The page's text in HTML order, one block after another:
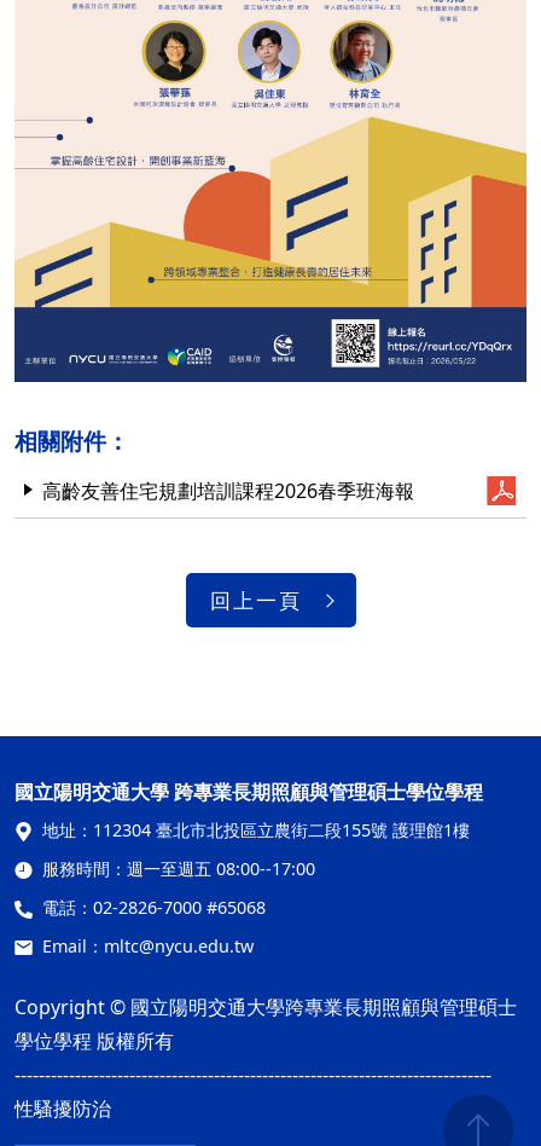
相關附件：
高齡友善住宅規劃培訓課程2026春季班海報
回上一頁
國立陽明交通大學 跨專業長期照顧與管理碩士學位學程
地址： 112304 臺北市北投區立農街二段155號 護理館1樓
服務時間： 週一至週五 08:00--17:00
電話： 02-2826-7000 #65068
Email： mltc@nycu.edu.tw
Copyright © 國立陽明交通大學跨專業長期照顧與管理碩士
學位學程 版權所有
-------------------------------------------------------------------------------
性騷擾防治